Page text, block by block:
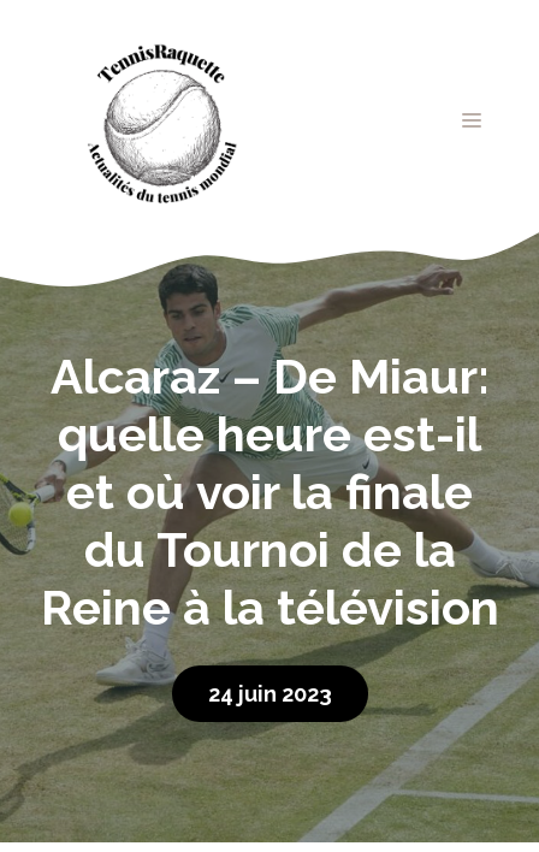
MENU
Alcaraz – De Miaur:
quelle heure est-il
et où voir la finale
du Tournoi de la
Reine à la télévision
24 juin 2023